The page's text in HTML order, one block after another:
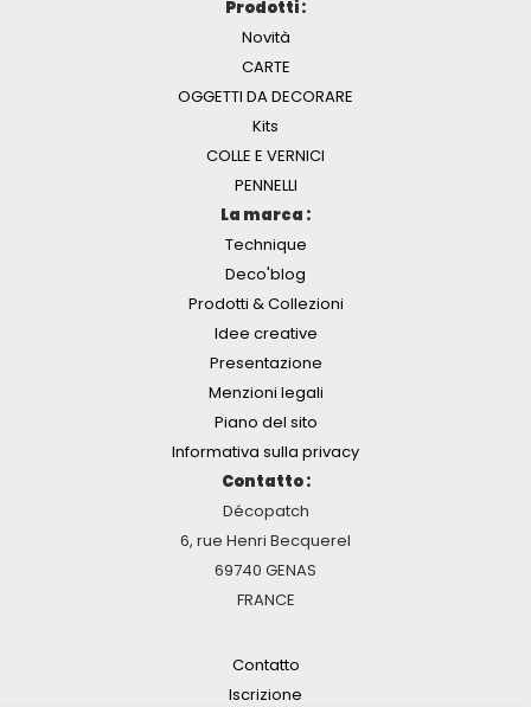
Prodotti :
Novità
CARTE
OGGETTI DA DECORARE
Kits
COLLE E VERNICI
PENNELLI
La marca :
Technique
Deco'blog
Prodotti & Collezioni
Idee creative
Presentazione
Menzioni legali
Piano del sito
Informativa sulla privacy
Contatto :
Décopatch
6, rue Henri Becquerel
69740 GENAS
FRANCE
Contatto
Iscrizione